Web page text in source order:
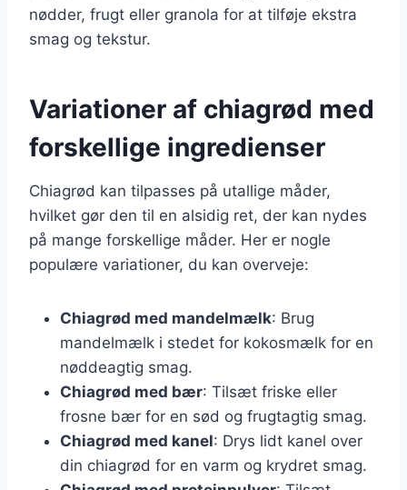
nødder, frugt eller granola for at tilføje ekstra
smag og tekstur.
Variationer af chiagrød med
forskellige ingredienser
Chiagrød kan tilpasses på utallige måder,
hvilket gør den til en alsidig ret, der kan nydes
på mange forskellige måder. Her er nogle
populære variationer, du kan overveje:
Chiagrød med mandelmælk: Brug
mandelmælk i stedet for kokosmælk for en
nøddeagtig smag.
Chiagrød med bær: Tilsæt friske eller
frosne bær for en sød og frugtagtig smag.
Chiagrød med kanel: Drys lidt kanel over
din chiagrød for en varm og krydret smag.